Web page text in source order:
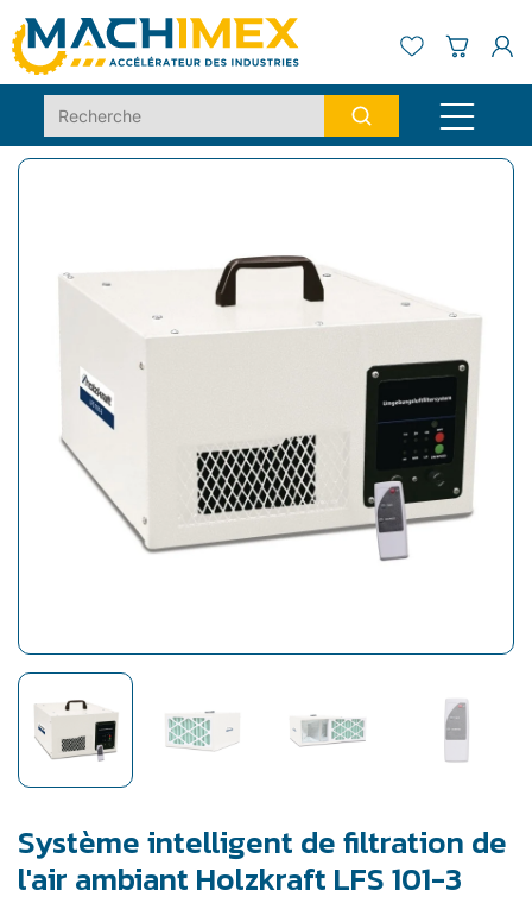
Système intelligent de filtration de
l'air ambiant Holzkraft LFS 101-3